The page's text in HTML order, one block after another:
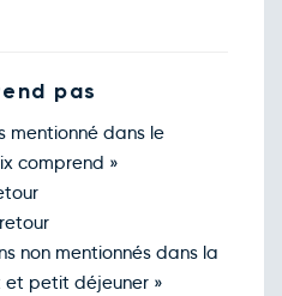
pas
mentionné dans le
comprend »
non mentionnés dans la
et petit déjeuner »